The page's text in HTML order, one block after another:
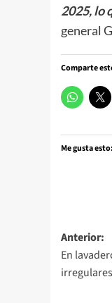
2025, lo
general
Comparte
Me gusta esto:
de
Anterior:
En